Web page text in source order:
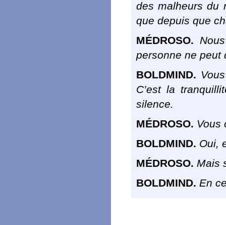
des malheurs du
que depuis que
MÉDROSO.
personne ne peut
BOLDMIND.
C’est la
silence.
MÉDROSO. Vous
BOLDMIND. Oui,
MÉDROSO. Mais
BOLDMIND. En